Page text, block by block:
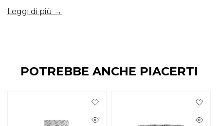
Leggi di più →
POTREBBE ANCHE PIACERTI